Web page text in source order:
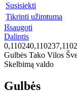
Susisiekti
Tikrinti užimtumą
Išsaugoti
Dalintis
Gulbės Tako Vilos
Skelbimą valdo
Gulbės